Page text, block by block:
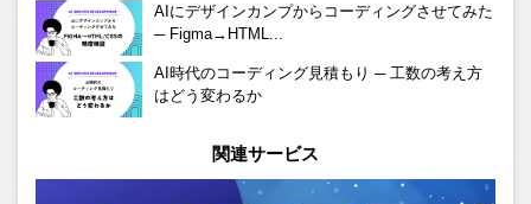
AIにデザインカンプからコーディングさせてみた
─ Figma→HTML...
AI時代のコーディング見積もり ─ 工数の考え方
はどう変わるか
関連サービス